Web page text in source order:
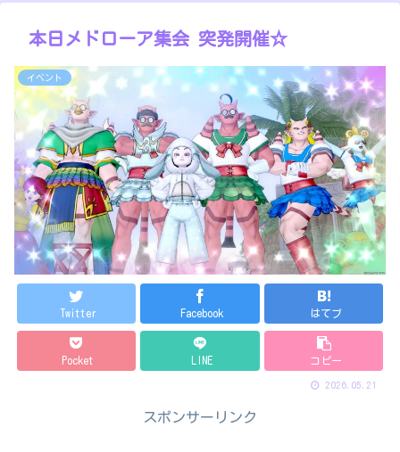
本日メドローア集会 突発開催☆
イベント
Twitter Facebook はてブ
Pocket LINE コピー
2026.05.21
スポンサーリンク